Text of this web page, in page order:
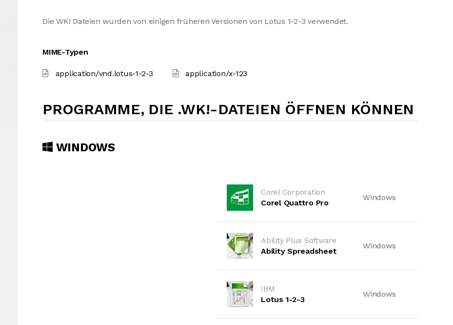
Die WK! Dateien wurden von einigen früheren Versionen von Lotus 1-2-3 verwendet.
MIME-Typen
application/vnd.lotus-1-2-3 application/x-123
PROGRAMME, DIE .WK!-DATEIEN ÖFFNEN KÖNNEN
WINDOWS
Corel Corporation
Corel Quattro Pro
Windows
Ability Plus Software
Ability Spreadsheet
Windows
IBM
Lotus 1-2-3
Windows